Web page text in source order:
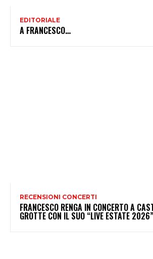
EDITORIALE
A FRANCESCO…
RECENSIONI CONCERTI
FRANCESCO RENGA IN CONCERTO A
GROTTE CON IL SUO “LIVE ESTATE